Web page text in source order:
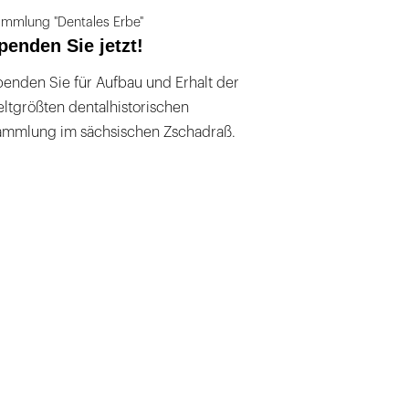
"Dentales Erbe"
Sie jetzt!
Sie für Aufbau und Erhalt der
dentalhistorischen
im sächsischen Zschadraß.